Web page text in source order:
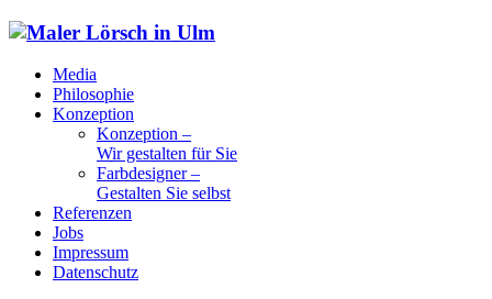
Media
Philosophie
Konzeption
Konzeption –
Wir gestalten für Sie
Farbdesigner –
Gestalten Sie selbst
Referenzen
Jobs
Impressum
Datenschutz